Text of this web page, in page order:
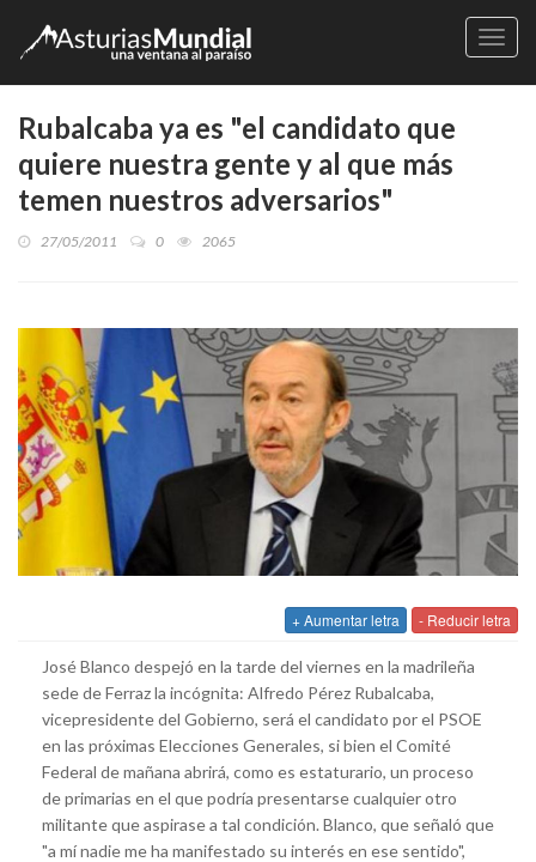
Rubalcaba ya es "el candidato que
quiere nuestra gente y al que más
temen nuestros adversarios"
27/05/2011 0 2065
+ Aumentar letra - Reducir letra
José Blanco despejó en la tarde del viernes en la madrileña
sede de Ferraz la incógnita: Alfredo Pérez Rubalcaba,
vicepresidente del Gobierno, será el candidato por el PSOE
en las próximas Elecciones Generales, si bien el Comité
Federal de mañana abrirá, como es estaturario, un proceso
de primarias en el que podría presentarse cualquier otro
militante que aspirase a tal condición. Blanco, que señaló que
"a mí nadie me ha manifestado su interés en ese sentido",